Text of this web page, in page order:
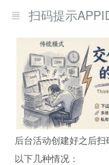
扫码提示
后台活动创建好之后
以下几种情况：